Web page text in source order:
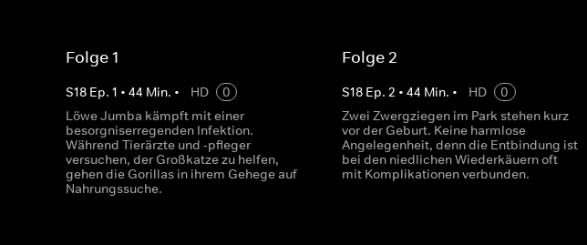
Folge 1
S18 Ep. 1 • 44 Min. • HD
0
Löwe Jumba kämpft mit einer
besorgniserregenden Infektion.
Während Tierärzte und -pfleger
versuchen, der Großkatze zu helfen,
gehen die Gorillas in ihrem Gehege auf
Nahrungssuche.
Folge 2
S18 Ep.2 •44 Min. • HD
0
Zwei Zwergziegen im Park stehen kurz
vor der Geburt. Keine harmlose
Angelegenheit, denn die Entbindung ist
bei den niedlichen Wiederkäuern oft
mit Komplikationen verbunden.